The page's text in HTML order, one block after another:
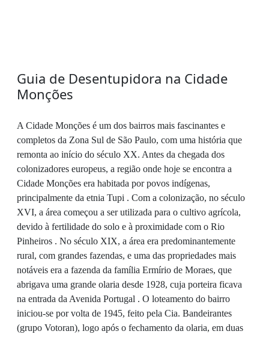
Guia de Desentupidora na Cidade
Monções
A Cidade Monções é um dos bairros mais fascinantes e
completos da Zona Sul de São Paulo, com uma história que
remonta ao início do século XX. Antes da chegada dos
colonizadores europeus, a região onde hoje se encontra a
Cidade Monções era habitada por povos indígenas,
principalmente da etnia Tupi . Com a colonização, no século
XVI, a área começou a ser utilizada para o cultivo agrícola,
devido à fertilidade do solo e à proximidade com o Rio
Pinheiros . No século XIX, a área era predominantemente
rural, com grandes fazendas, e uma das propriedades mais
notáveis era a fazenda da família Ermírio de Moraes, que
abrigava uma grande olaria desde 1928, cuja porteira ficava
na entrada da Avenida Portugal . O loteamento do bairro
iniciou-se por volta de 1945, feito pela Cia. Bandeirantes
(grupo Votoran), logo após o fechamento da olaria, em duas